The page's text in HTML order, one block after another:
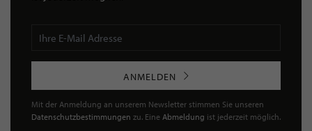
ANMELDEN
Mit der Anmeldung an unserem Newsletter stimmen Sie unseren
Datenschutzbestimmungen zu. Eine Abmeldung ist jederzeit möglich.